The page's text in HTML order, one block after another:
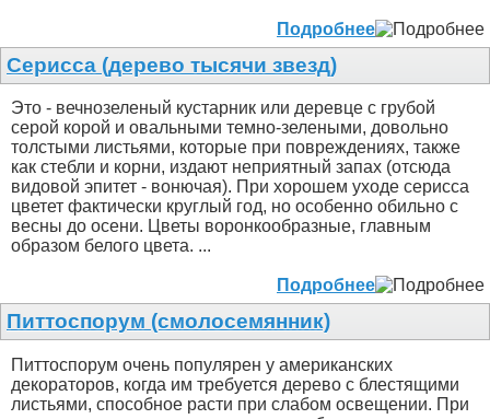
Подробнее
Серисса (дерево тысячи звезд)
Это - вечнозеленый кустарник или деревце с грубой
серой корой и овальными темно-зелеными, довольно
толстыми листьями, которые при повреждениях, также
как стебли и корни, издают неприятный запах (отсюда
видовой эпитет - вонючая). При хорошем уходе серисса
цветет фактически круглый год, но особенно обильно с
весны до осени. Цветы воронкообразные, главным
образом белого цвета. ...
Подробнее
Питтоспорум (смолосемянник)
Питтоспорум очень популярен у американских
декораторов, когда им требуется дерево с блестящими
листьями, способное расти при слабом освещении. При